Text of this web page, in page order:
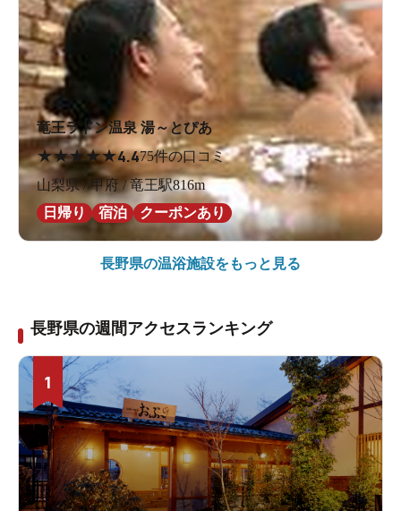
竜王ラドン温泉 湯～とぴあ
★★★★★4.475件の口コミ
山梨県 / 甲府 / 竜王駅816m
日帰り
宿泊 クーポンあり
長野県の温浴施設をもっと見る
長野県の週間アクセスランキング
1